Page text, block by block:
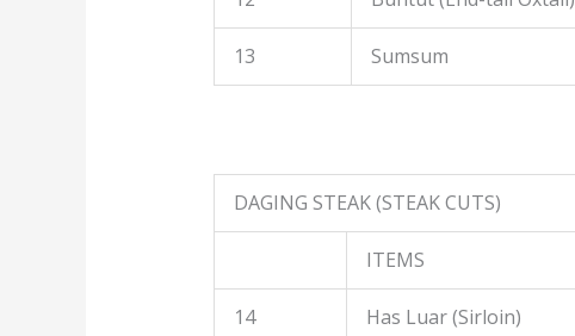
13 Sumsum
DAGING STEAK (STEAK CUTS)
ITEMS
14 Has Luar (Sirloin)